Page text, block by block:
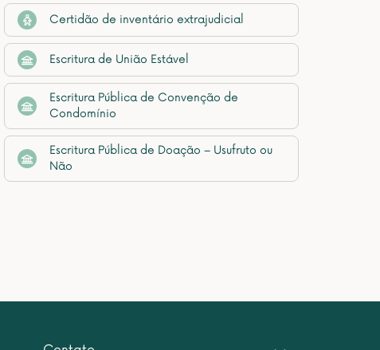
Certidão de inventário extrajudicial
Escritura de União Estável
Escritura Pública de Convenção de
Condomínio
Escritura Pública de Doação – Usufruto ou
Não